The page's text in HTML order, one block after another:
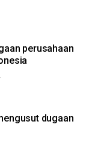
perusahaan
dugaan